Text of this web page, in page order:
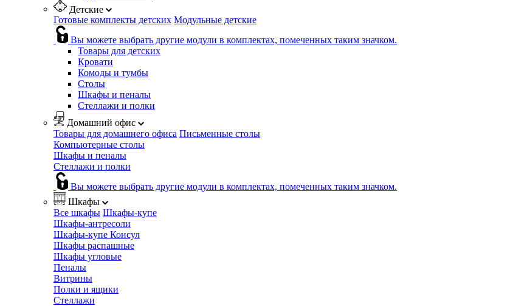
Детские
Готовые комплекты детских Модульные детские
Вы можете выбрать другие модули в комплектах, помеченных таким значком.
Товары для детских
Кровати
Комоды и тумбы
Столы
Шкафы и пеналы
Стеллажи и полки
Домашний офис
Товары для домашнего офиса Письменные столы
Компьютерные столы
Шкафы и пеналы
Стеллажи и полки
Вы можете выбрать другие модули в комплектах, помеченных таким значком.
Шкафы
Все шкафы Шкафы-купе
Шкафы-антресоли
Шкафы-купе Консул
Шкафы распашные
Шкафы угловые
Пеналы
Витрины
Полки и ящики
Стеллажи